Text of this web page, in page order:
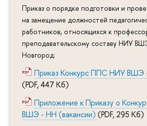
Приказ о порядке подготовки и
на замещение должностей
работников, относящихся к
преподавательскому составу НИУ
Новгород:
Приказ Конкурс ППС НИУ ВШЭ
(PDF, 447 Кб)
Приложение к Приказу о
ВШЭ - НН (вакансии) (PDF, 295 Кб)